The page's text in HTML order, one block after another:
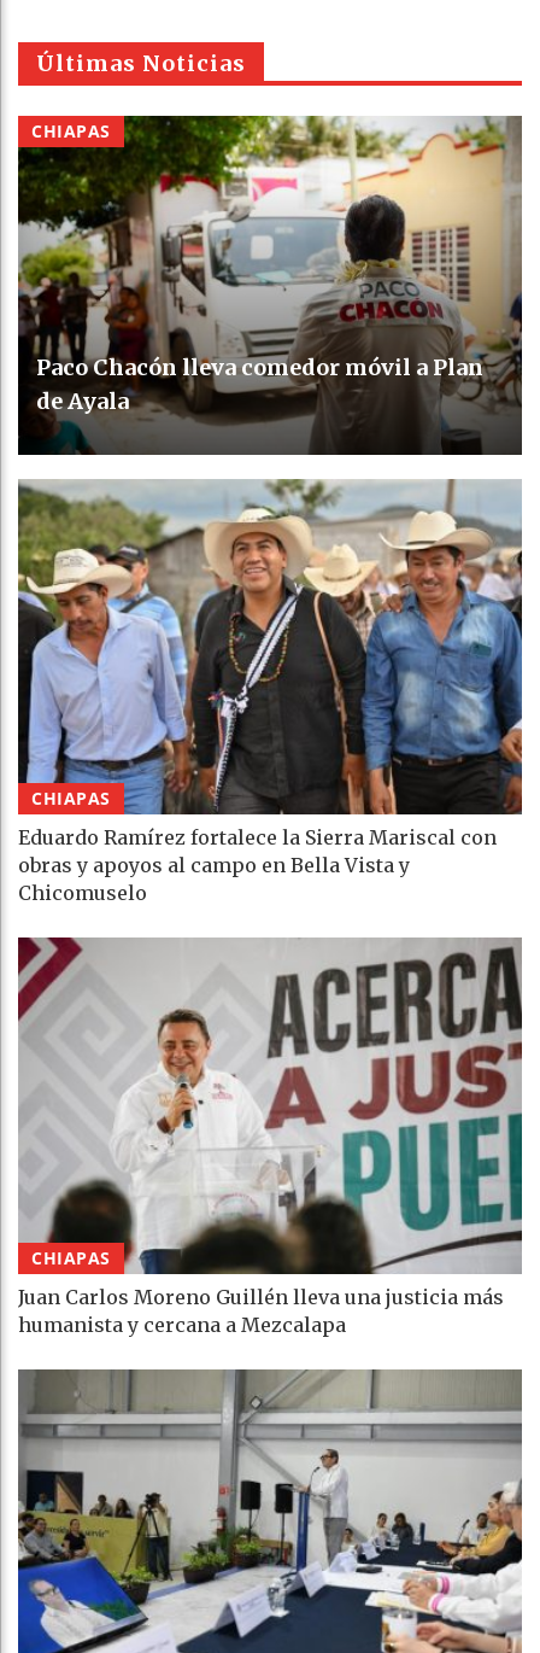
Últimas Noticias
CHIAPAS
Paco Chacón lleva comedor móvil a Plan
de Ayala
CHIAPAS
Eduardo Ramírez fortalece la Sierra Mariscal con
obras y apoyos al campo en Bella Vista y
Chicomuselo
CHIAPAS
Juan Carlos Moreno Guillén lleva una justicia más
humanista y cercana a Mezcalapa